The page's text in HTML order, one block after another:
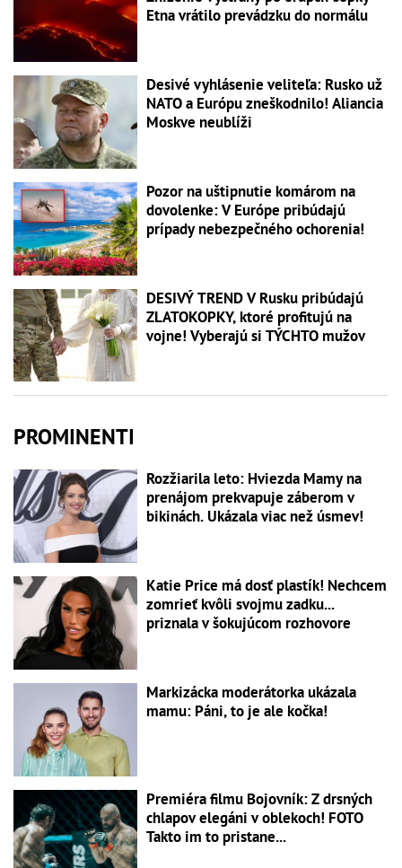
Etna vrátilo prevádzku do normálu
Desivé vyhlásenie veliteľa: Rusko už
NATO a Európu zneškodnilo! Aliancia
Moskve neublíži
Pozor na uštipnutie komárom na
dovolenke: V Európe pribúdajú
prípady nebezpečného ochorenia!
DESIVÝ TREND V Rusku pribúdajú
ZLATOKOPKY, ktoré profitujú na
vojne! Vyberajú si TÝCHTO mužov
PROMINENTI
Rozžiarila leto: Hviezda Mamy na
prenájom prekvapuje záberom v
bikinách. Ukázala viac než úsmev!
Katie Price má dosť plastík! Nechcem
zomrieť kvôli svojmu zadku...
priznala v šokujúcom rozhovore
Markizácka moderátorka ukázala
mamu: Páni, to je ale kočka!
Premiéra filmu Bojovník: Z drsných
chlapov elegáni v oblekoch! FOTO
Takto im to pristane...